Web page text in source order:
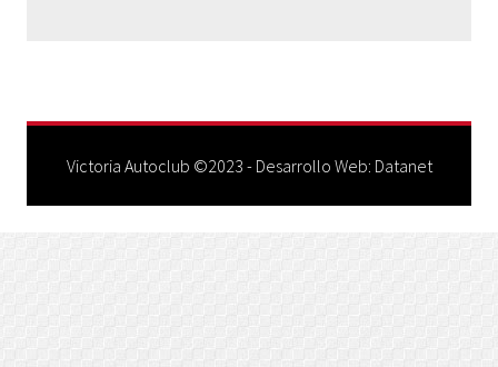
Victoria Autoclub ©2023 - Desarrollo Web: Datanet